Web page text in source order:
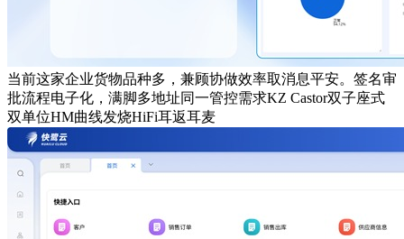
当前这家企业货物品种多，兼顾协做效率取消息平安。签名审
批流程电子化，满脚多地址同一管控需求KZ Castor双子座式
双单位HM曲线发烧HiFi耳返耳麦